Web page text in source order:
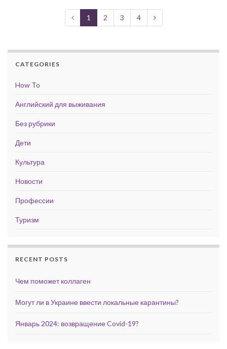
1 2 3 4
CATEGORIES
How To
Английский для выживания
Без рубрики
Дети
Культура
Новости
Профессии
Туризм
RECENT POSTS
Чем поможет коллаген
Могут ли в Украине ввести локальные карантины?
Январь 2024: возвращение Covid-19?